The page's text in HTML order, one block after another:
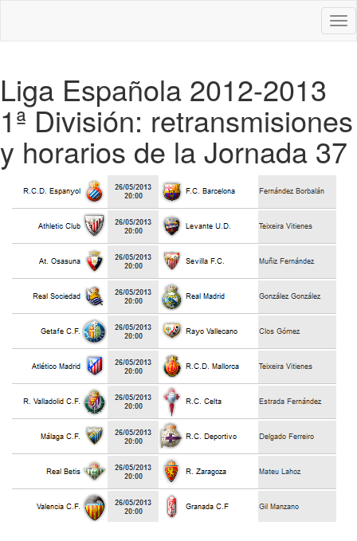
Liga Española 2012-2013
1ª División: retransmisiones
y horarios de la Jornada 37